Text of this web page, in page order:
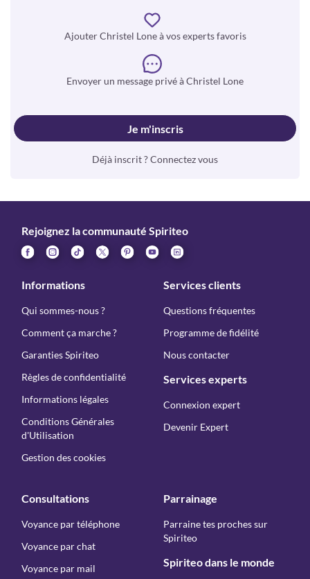
Ajouter Christel Lone à vos experts favoris
Envoyer un message privé à Christel Lone
Je m'inscris
Déjà inscrit ? Connectez vous
Rejoignez la communauté Spiriteo
Informations
Qui sommes-nous ?
Comment ça marche ?
Garanties Spiriteo
Règles de confidentialité
Informations légales
Conditions Générales
d'Utilisation
Gestion des cookies
Services clients
Questions fréquentes
Programme de fidélité
Nous contacter
Services experts
Connexion expert
Devenir Expert
Consultations
Voyance par téléphone
Voyance par chat
Voyance par mail
Parrainage
Parraine tes proches sur
Spiriteo
Spiriteo dans le monde